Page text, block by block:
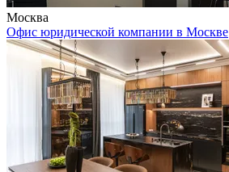
Москва
Офис юридической компании в Москве